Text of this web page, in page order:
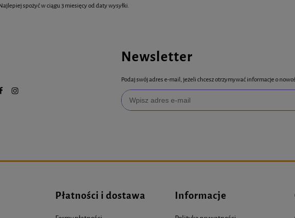
spożyć w ciągu 3 miesięcy od daty wysyłki.
Newsletter
Podaj swój adres e-mail, jeżeli chcesz otrzymywać informacje o
Płatności i dostawa Informacje